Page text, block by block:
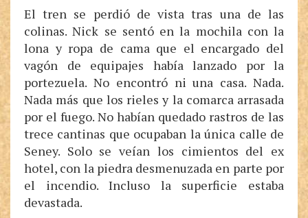
El tren se perdió de vista tras una de las
colinas. Nick se sentó en la mochila con la
lona y ropa de cama que el encargado del
vagón de equipajes había lanzado por la
portezuela. No encontró ni una casa. Nada.
Nada más que los rieles y la comarca arrasada
por el fuego. No habían quedado rastros de las
trece cantinas que ocupaban la única calle de
Seney. Solo se veían los cimientos del ex
hotel, con la piedra desmenuzada en parte por
el incendio. Incluso la superficie estaba
devastada.